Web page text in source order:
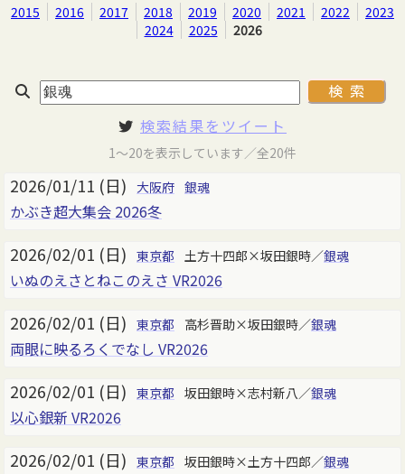
2015 2016 2017 2018 2019 2020 2021 2022
2023
2024
2025 2026
検索結果をツイート
1～20を表示しています／全20件
2026/01/11 (日) 大阪府 銀魂
かぶき超大集会 2026冬
2026/02/01 (日) 東京都 土方十四郎×坂田銀時／銀魂
いぬのえさとねこのえさ VR2026
2026/02/01 (日) 東京都 高杉晋助×坂田銀時／銀魂
両眼に映るろくでなし VR2026
2026/02/01 (日) 東京都 坂田銀時×志村新八／銀魂
以心銀新 VR2026
2026/02/01 (日) 東京都 坂田銀時×土方十四郎／銀魂